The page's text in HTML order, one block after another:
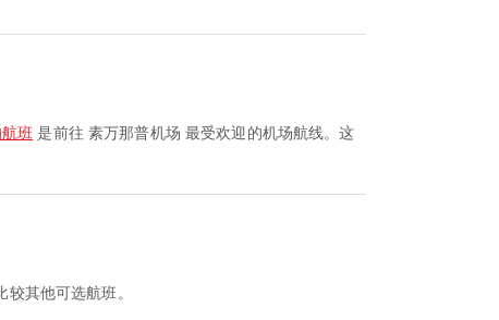
班 是前往 素万那普机场 最受欢迎的机场航线。这
其他可选航班。